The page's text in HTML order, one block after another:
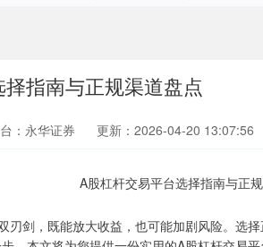
指南与正规渠道盘点
：永华证券 更新：2026-04-20 13:07:56
刃剑，既能放大收益，也可能加剧风险。选